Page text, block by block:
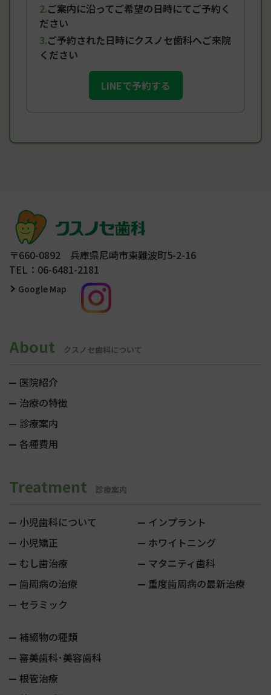
ご案内に沿ってご希望の日時にてご予約く
ださい
ご予約された日時にクスノセ歯科へご来院
ください
LINEで予約する
〒660-0892 兵庫県尼崎市東難波町5-2-16
TEL：06-6481-2181
Google Map
About クスノセ歯科について
医院紹介
治療の特徴
診療案内
各種費用
Treatment 診療案内
小児歯科について
小児矯正
むし歯治療
歯周病の治療
セラミック
インプラント
ホワイトニング
マタニティ歯科
重度歯周病の最新治療
補綴物の種類
審美歯科･美容歯科
根管治療